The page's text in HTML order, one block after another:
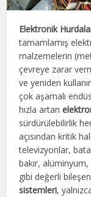
Elektronik
tamamlamış
malzemelerin
çevreye zarar
ve yeniden
çok aşamalı
hızla artan
sürdürülebilirlik
açısından kritik
televizyonlar,
bakır,
gibi değerli
sistemleri,